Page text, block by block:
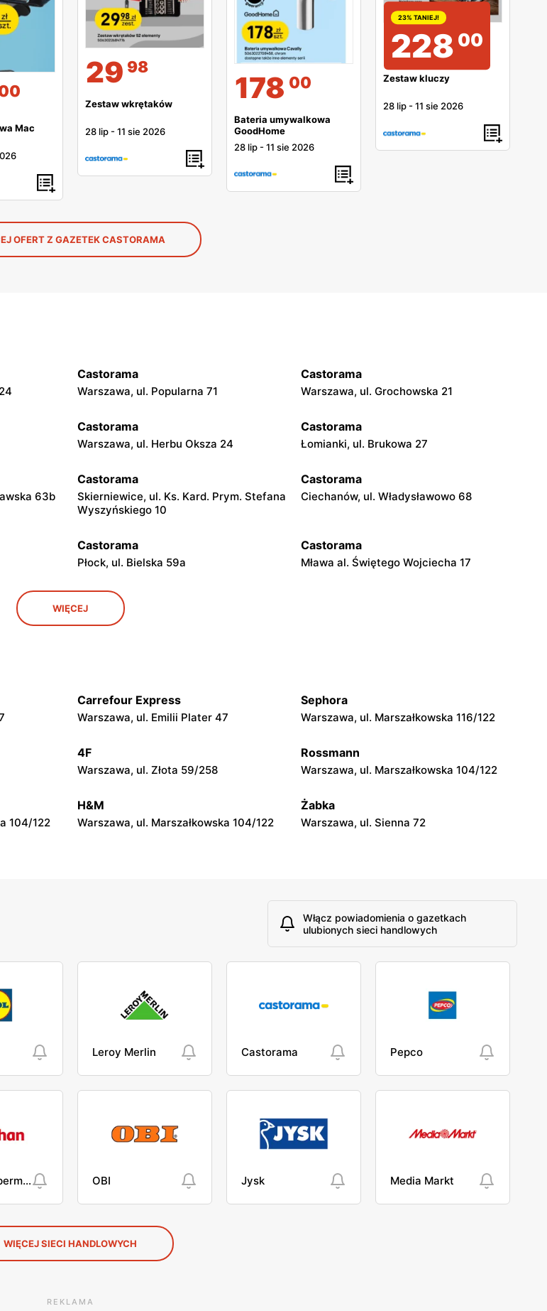
Mac
29 98
Zestaw wkrętaków
28 lip -11 sie 2026
178 00
Bateria umywalkowa
GoodHome
28 lip -11 sie 2026
23% TANIEJ!
228 00
Zestaw kluczy
28 lip -11 sie 2026
OFERT Z GAZETEK CASTORAMA
Castorama
Warszawa, ul. Popularna 71
Castorama
Warszawa, ul. Grochowska 21
Castorama
Warszawa, ul. Herbu Oksza 24
Castorama
Łomianki, ul. Brukowa 27
63b
Castorama
Skierniewice, ul. Ks. Kard. Prym. Stefana
Wyszyńskiego 10
Castorama
Ciechanów, ul. Władysławowo 68
Castorama
Płock, ul. Bielska 59a
Castorama
Mława al. Świętego Wojciecha 17
Castorama
Łódź al. Gen. Władysława Sikorskiego
2/6
Żeromskiego 13
5
Białystok, ul. Narodowych Sił Zbrojnych
13
Olsztyn, ul. Wincentego Pstrowskiego
16
Stare Miasto, ul. Ogrodowa 31
Castorama
Stalowa Wola, ul. Przemysłowa 2b
WIĘCEJ
Carrefour Express
Warszawa, ul. Emilii Plater 47
Sephora
Warszawa, ul. Marszałkowska 116/122
4F
Warszawa, ul. Złota 59/258
Rossmann
Warszawa, ul. Marszałkowska 104/122
104/122
H&M
Warszawa, ul. Marszałkowska 104/122
Żabka
Warszawa, ul. Sienna 72
Włącz powiadomienia o gazetkach
ulubionych sieci handlowych
Leroy Merlin Castorama Pepco
Auchan Hipermarket OBI Jysk Media Markt
WIĘCEJ SIECI HANDLOWYCH
REKLAMA